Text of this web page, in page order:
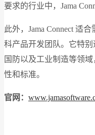
要求的行业中，Jama
此外，Jama Connect 适
科产品开发团队。它特别
国防以及工业制造等领
性和标准。
官网：